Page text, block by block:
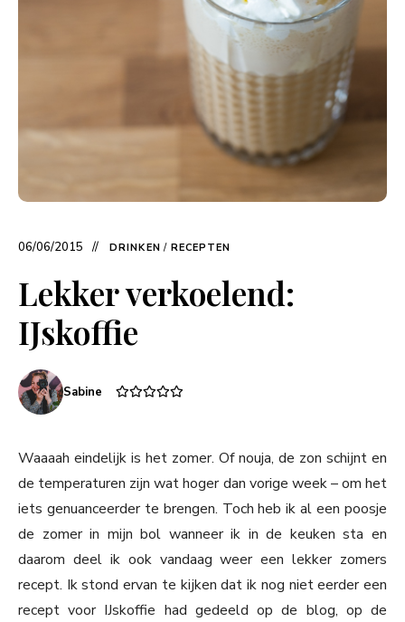
06/06/2015 DRINKEN / RECEPTEN
Lekker verkoelend:
IJskoffie
Sabine
Waaaah eindelijk is het zomer. Of nouja, de zon schijnt en
de temperaturen zijn wat hoger dan vorige week – om het
iets genuanceerder te brengen. Toch heb ik al een poosje
de zomer in mijn bol wanneer ik in de keuken sta en
daarom deel ik ook vandaag weer een lekker zomers
recept. Ik stond ervan te kijken dat ik nog niet eerder een
recept voor IJskoffie had gedeeld op de blog, op de